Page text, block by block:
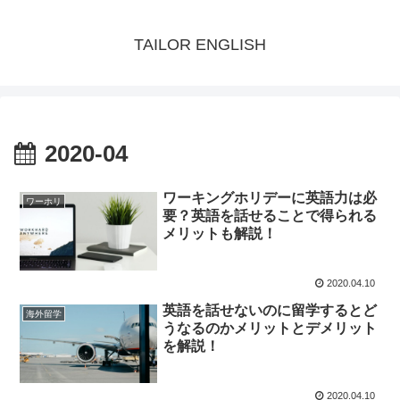
TAILOR ENGLISH
2020-04
ワーホリ
ワーキングホリデーに英語力は必
要？英語を話せることで得られる
メリットも解説！
2020.04.10
海外留学
英語を話せないのに留学するとど
うなるのかメリットとデメリット
を解説！
2020.04.10